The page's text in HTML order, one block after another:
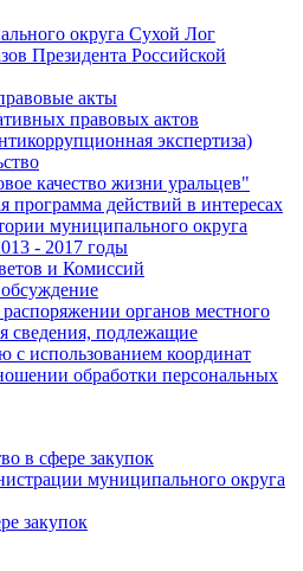
округа Сухой Лог
Президента Российской
акты
правовых актов
экспертиза)
качество жизни уральцев"
программа действий в интересах
муниципального округа
- 2017 годы
и Комиссий
органов местного
сведения, подлежащие
с использованием координат
обработки персональных
в сфере закупок
муниципального округа
закупок